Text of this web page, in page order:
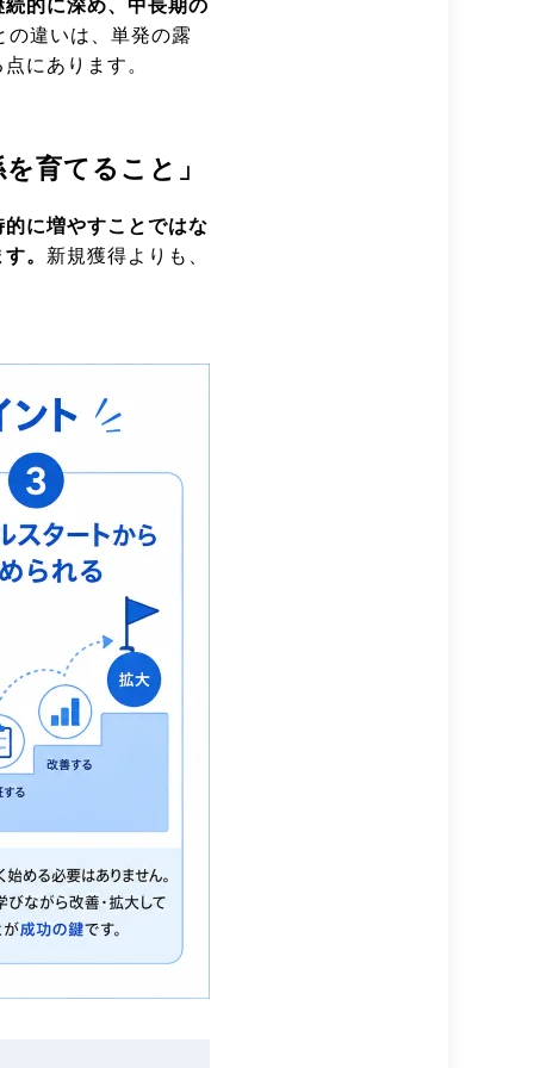
的に深め、中長期の
違いは、単発の露
にあります。
育てること」
に増やすことではな
。 新規獲得よりも、